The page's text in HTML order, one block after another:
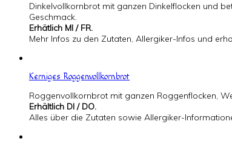
Dinkelvollkornbrot mit ganzen Dinkelflocken und
Geschmack.
Erhätlich MI / FR.
Mehr Infos zu den Zutaten, Allergiker-Infos und
Kerniges Roggenvollkornbrot
Roggenvollkornbrot mit ganzen Roggenflocken,
Erhältlich DI / DO.
Alles über die Zutaten sowie Allergiker-